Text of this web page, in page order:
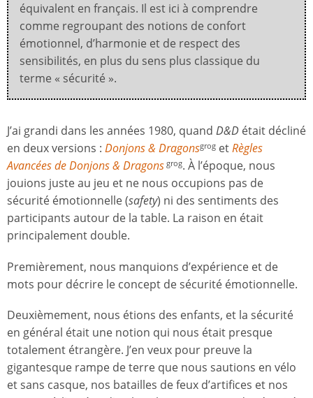
équivalent en français. Il est ici à comprendre
comme regroupant des notions de confort
émotionnel, d’harmonie et de respect des
sensibilités, en plus du sens plus classique du
terme « sécurité ».
J’ai grandi dans les années 1980, quand D&D était décliné
en deux versions : Donjons & Dragonsgrog etRègles
Avancées de Donjons & Dragons grog. À l’époque, nous
jouions juste au jeu et ne nous occupions pas de
sécurité émotionnelle (safety) ni des sentiments des
participants autour de la table. La raison en était
principalement double.
Premièrement, nous manquions d’expérience et de
mots pour décrire le concept de sécurité émotionnelle.
Deuxièmement, nous étions des enfants, et la sécurité
en général était une notion qui nous était presque
totalement étrangère. J’en veux pour preuve la
gigantesque rampe de terre que nous sautions en vélo
et sans casque, nos batailles de feux d’artifices et nos